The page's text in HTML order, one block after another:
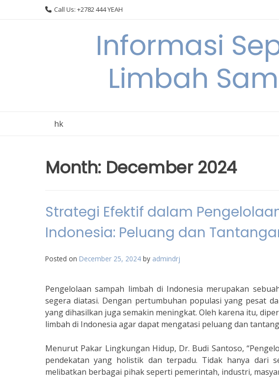
Call Us: +2782 444 YEAH
Informasi
Limbah
hk
Month: December 2024
Strategi Efektif dalam
Indonesia: Peluang dan
Posted on December 25, 2024 by admindrj
Pengelolaan sampah limbah di Indonesia merupakan
segera diatasi. Dengan pertumbuhan populasi yang pesat
yang dihasilkan juga semakin meningkat. Oleh karena itu,
limbah di Indonesia agar dapat mengatasi peluang dan
Menurut Pakar Lingkungan Hidup, Dr. Budi Santoso,
pendekatan yang holistik dan terpadu. Tidak hanya dari
melibatkan berbagai pihak seperti pemerintah, industri,